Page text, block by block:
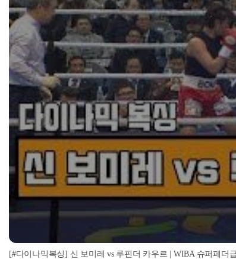
[#다이나믹복싱] 신 보미레 vs 루핀더 카우르 | WIBA 슈퍼페더